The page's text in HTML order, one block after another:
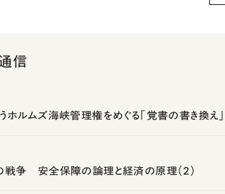
信
ホルムズ海峡管理権をめぐる「覚書の書き換え」
戦争 安全保障の論理と経済の原理（2）